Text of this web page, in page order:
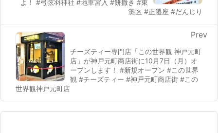
よ！ #弓弦羽神社 #地車宮入 #餅撒き #東
灘区 #正遷座 #だんじり
チーズティー専門店「この世界観 神戸元町
店」が神戸元町商店街に10月7日（月）オ
ープンします！ #新規オープン #この世界
観 #チーズティー #神戸元町商店街 #この
世界観神戸元町店
Prev